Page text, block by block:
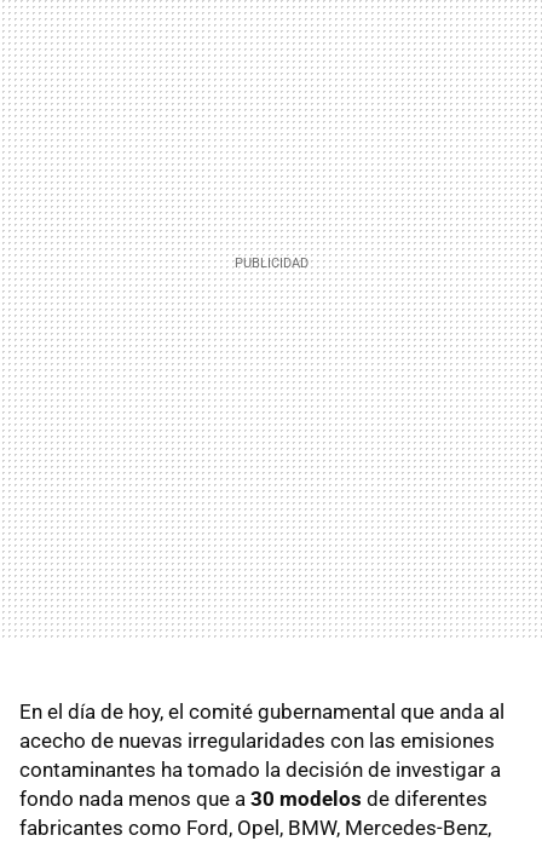
En el día de hoy, el comité gubernamental que anda al
acecho de nuevas irregularidades con las emisiones
contaminantes ha tomado la decisión de investigar a
fondo nada menos que a 30 modelos de diferentes
fabricantes como Ford, Opel, BMW, Mercedes-Benz,